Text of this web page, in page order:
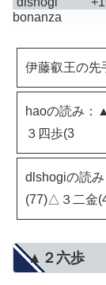
bonanza
伊藤叡王の先
haoの読み
３四歩(3
dlshogiの読
(77)△３二金
▲２六歩